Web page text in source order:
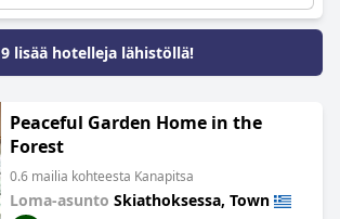
9 lisää hotelleja lähistöllä!
Peaceful Garden Home in the
Forest
0.6 mailia kohteesta Kanapitsa
Loma-asunto Skiathoksessa, Town